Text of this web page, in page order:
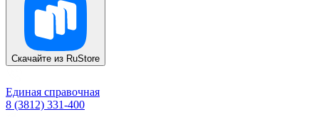
Скачайте из RuStore
Единая справочная
8 (3812) 331-400